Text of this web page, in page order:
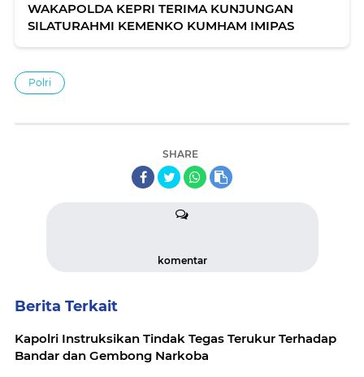
WAKAPOLDA KEPRI TERIMA KUNJUNGAN
SILATURAHMI KEMENKO KUMHAM IMIPAS
Polri
SHARE
komentar
Berita Terkait
Kapolri Instruksikan Tindak Tegas Terukur Terhadap
Bandar dan Gembong Narkoba